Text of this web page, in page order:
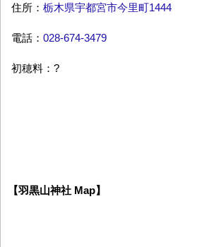
住所： 栃木県宇都宮市今里町1444
電話： 028-674-3479
初穂料：?
【羽黒山神社 Map】